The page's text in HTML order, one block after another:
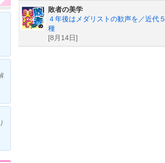
敗者の美学
４年後はメダリストの歓声を／近代５
種
[8月14日]